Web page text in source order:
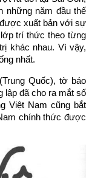
những năm đầu thế
xuất bản với sự
trí thức theo từng
khác nhau. Vì vậy,
nhất.
Quốc), tờ báo
lập đã cho ra mắt số
Việt Nam cũng bắt
chính thức được